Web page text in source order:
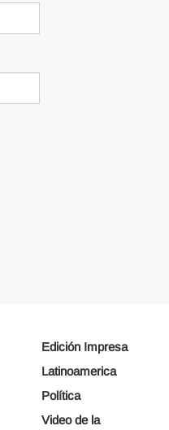
Edición Impresa
Latinoamerica
Política
Video de la